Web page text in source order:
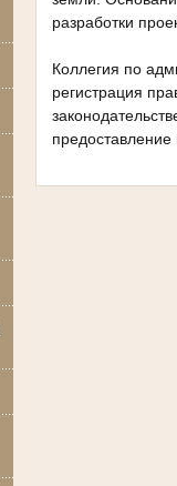
разработки
Коллегия по
регистрация
предоставление